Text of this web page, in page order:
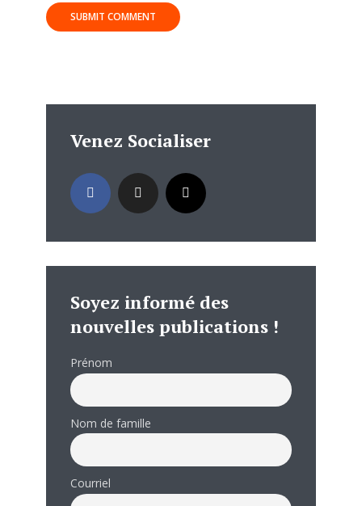
Venez Socialiser
Soyez informé des
nouvelles publications !
Prénom
Nom de famille
Courriel